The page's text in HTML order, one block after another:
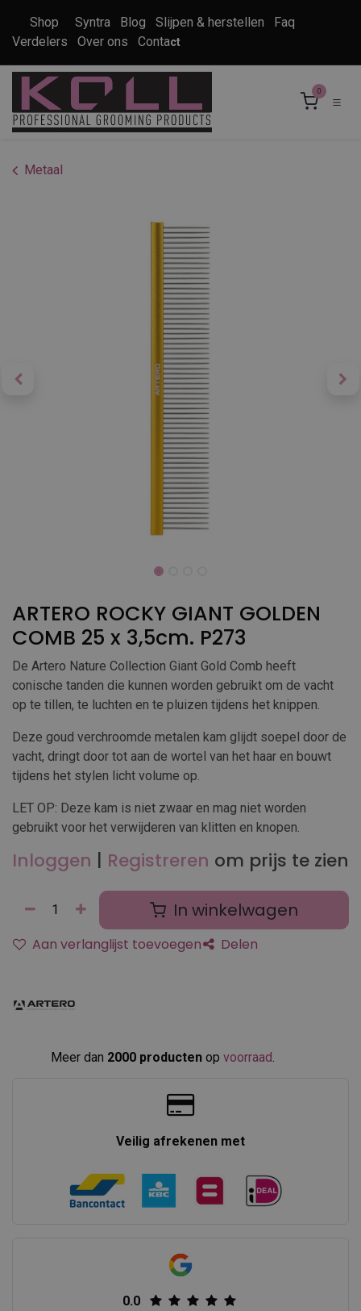
Shop Syntra Blog Slijpen & herstellen
Faq
Verdelers
Over ons Contact
0
Metaal
ARTERO ROCKY GIANT GOLDEN
COMB 25 x 3,5cm. P273
De Artero Nature Collection Giant Gold Comb heeft
conische tanden die kunnen worden gebruikt om de vacht
op te tillen, te luchten en te pluizen tijdens het knippen.
Deze goud verchroomde metalen kam glijdt soepel door de
vacht, dringt door tot aan de wortel van het haar en bouwt
tijdens het stylen licht volume op.
LET OP: Deze kam is niet zwaar en mag niet worden
gebruikt voor het verwijderen van klitten en knopen.
Inloggen | Registreren om prijs te zien
In winkelwagen
Aan verlanglijst toevoegen Delen
Meer dan 2000 producten op voorraad
Veilig afrekenen met
0.0